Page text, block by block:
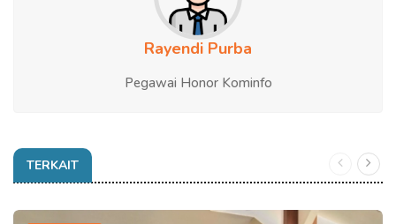
Rayendi Purba
Pegawai Honor Kominfo
TERKAIT